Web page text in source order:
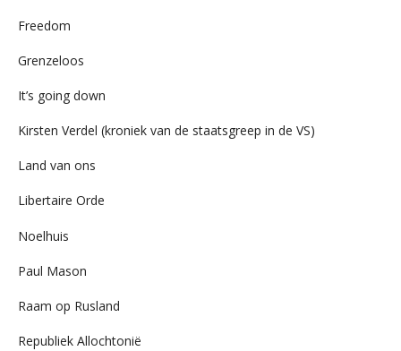
Freedom
Grenzeloos
It’s going down
Kirsten Verdel (kroniek van de staatsgreep in de VS)
Land van ons
Libertaire Orde
Noelhuis
Paul Mason
Raam op Rusland
Republiek Allochtonië